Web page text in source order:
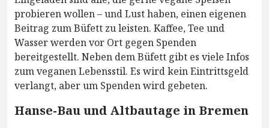
probieren wollen – und Lust haben, einen eigenen
Beitrag zum Büfett zu leisten. Kaffee, Tee und
Wasser werden vor Ort gegen Spenden
bereitgestellt. Neben dem Büfett gibt es viele Infos
zum veganen Lebensstil. Es wird kein Eintrittsgeld
verlangt, aber um Spenden wird gebeten.
Hanse-Bau und Altbautage in Bremen